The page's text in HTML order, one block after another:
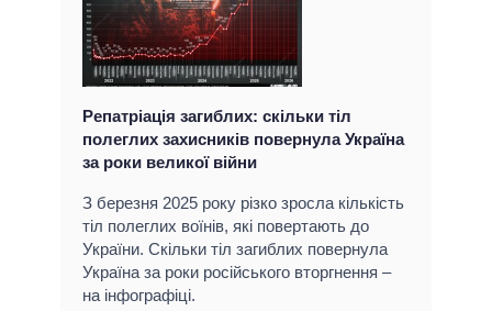
Репатріація загиблих: скільки тіл
полеглих захисників повернула Україна
за роки великої війни
З березня 2025 року різко зросла кількість
тіл полеглих воїнів, які повертають до
України. Скільки тіл загиблих повернула
Україна за роки російського вторгнення –
на інфографіці.